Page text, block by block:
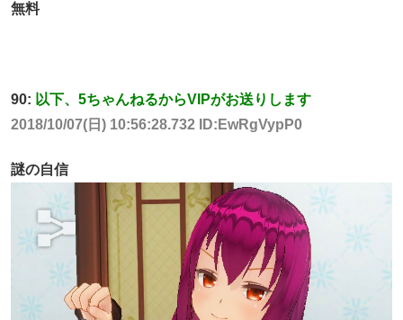
無料
90: 以下、5ちゃんねるからVIPがお送りします
2018/10/07(日) 10:56:28.732 ID:EwRgVypP0
謎の自信